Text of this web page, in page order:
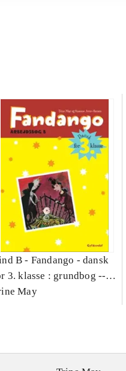
B - Fandango - dansk
3. klasse : grundbog --
Bind B
May